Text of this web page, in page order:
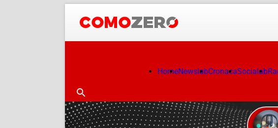
HomeNewslabCronacaSocialab